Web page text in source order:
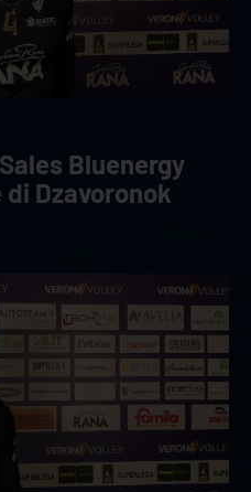
Bluenergy
Dzavoronok